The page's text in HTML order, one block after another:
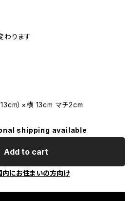
わります
）×横 13cm マチ2cm
shipping available
Add to cart
内にお住まいの方向け